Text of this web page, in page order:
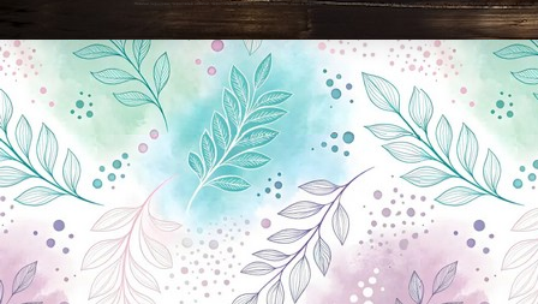
Новини Чернігова, Чернігівські новини, Чернігівський формат, новини Чернігова, події в Чернігові: політика, економіка, аналітика, культура, відеоновини, екологія, спортивний Чернігів, туризм, Чернігів